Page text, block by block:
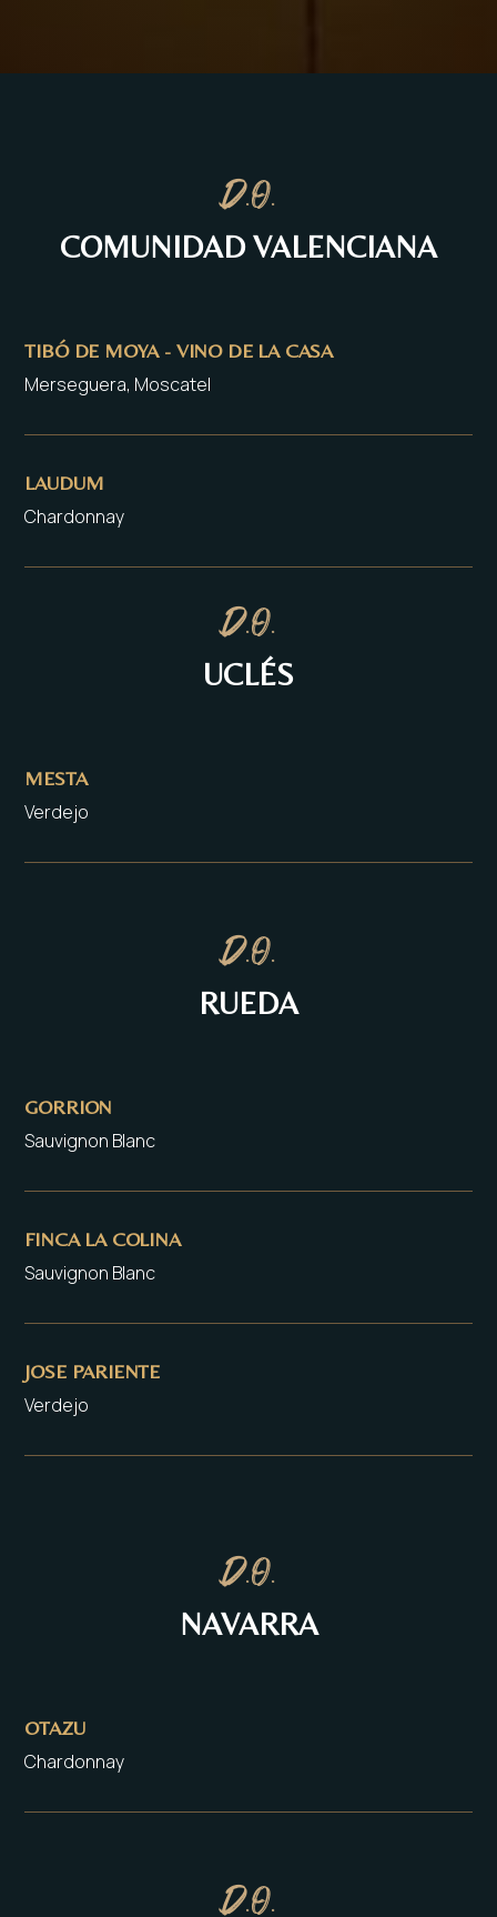
D.O.
COMUNIDAD VALENCIANA
TIBÓ DE MOYA - VINO DE LA CASA
Merseguera, Moscatel
LAUDUM
Chardonnay
D.O.
UCLÉS
MESTA
Verdejo
D.O.
RUEDA
GORRION
Sauvignon Blanc
FINCA LA COLINA
Sauvignon Blanc
JOSE PARIENTE
Verdejo
D.O.
NAVARRA
OTAZU
Chardonnay
D.O.